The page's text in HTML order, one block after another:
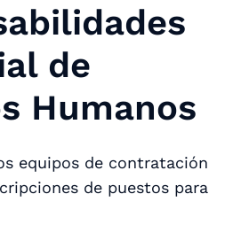
de
Humanos
equipos de contratación
de puestos para